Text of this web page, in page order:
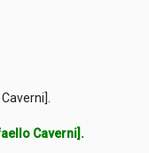
Caverni].